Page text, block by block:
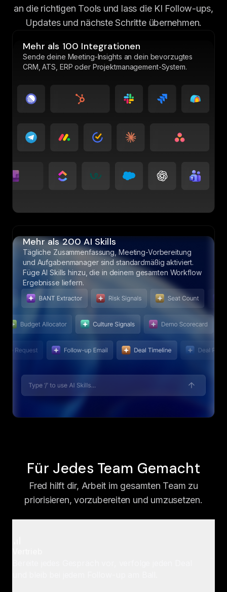
an die richtigen Tools und lass die KI Follow-ups,
Updates und nächste Schritte übernehmen.
Mehr als 100 Integrationen
Sende deine Meeting-Insights an dein bevorzugtes
CRM, ATS, ERP oder Projektmanagement-System.
Mehr als 200 AI Skills
Tägliche Zusammenfassung, Meeting-Vorbereitung
und Aufgabenmanager sind standardmäßig aktiviert.
Füge AI Skills hinzu, die in deinem gesamten Workflow
Ergebnisse liefern.
Für Jedes Team Gemacht
Fred hilft dir, Arbeit im gesamten Team zu
priorisieren, vorzubereiten und umzusetzen.